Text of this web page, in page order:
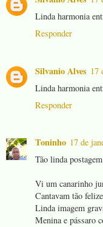
Linda harmonia
Responder
Silvanio Alves 17
Linda harmonia
Responder
Toninho 17 de
Tão linda
Vi um canarinho
Cantavam tão
Linda imagem
Menina e pássaro